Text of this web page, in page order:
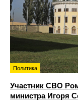
Политика
Участник СВО
министра Игоря